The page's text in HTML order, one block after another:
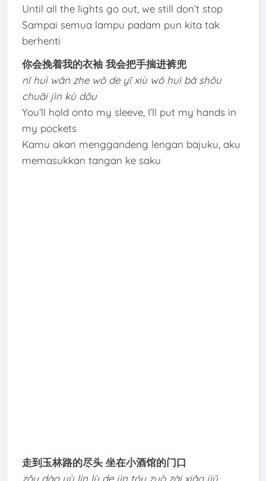
Until all the lights go out, we still don’t stop
Sampai semua lampu padam pun kita tak
berhenti
你会挽着我的衣袖 我会把手揣进裤兜
nǐ huì wǎn zhe wǒ de yī xiù wǒ huì bǎ shǒu
chuāi jìn kù dōu
You’ll hold onto my sleeve, I’ll put my hands in
my pockets
Kamu akan menggandeng lengan bajuku, aku
memasukkan tangan ke saku
走到玉林路的尽头 坐在小酒馆的门口
zǒu dào yù lín lù de jìn tóu zuò zài xiǎo jiǔ